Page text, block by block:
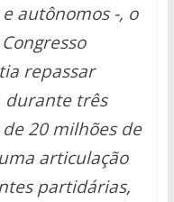
autônomos -, o
repassar
durante três
20 milhões de
articulação
partidárias,